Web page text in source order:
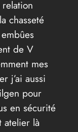
chasseté
de V
mes
j’ai aussi
pour
en sécurité
atelier là